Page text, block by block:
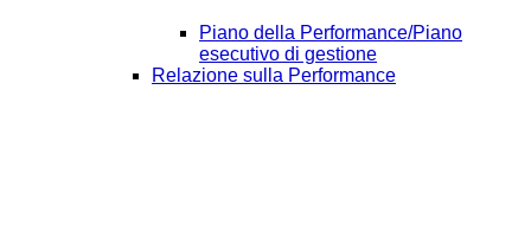
Piano della Performance/Piano
esecutivo di gestione
Relazione sulla Performance